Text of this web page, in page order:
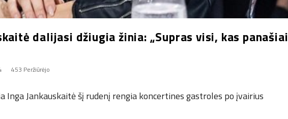
dalijasi džiugia žinia: „Supras visi, kas panašiai
453 Peržiūrėjo
Inga Jankauskaitė šį rudenį rengia koncertines gastroles po įvairius